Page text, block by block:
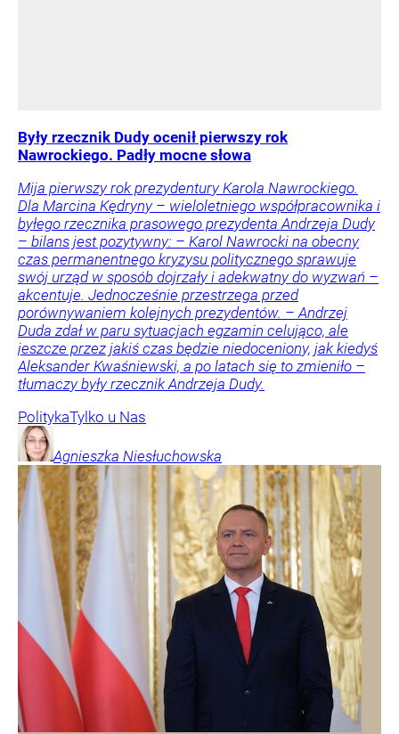
Były rzecznik Dudy ocenił pierwszy rok
Nawrockiego. Padły mocne słowa
Mija pierwszy rok prezydentury Karola Nawrockiego.
Dla Marcina Kędryny – wieloletniego współpracownika i
byłego rzecznika prasowego prezydenta Andrzeja Dudy
– bilans jest pozytywny: – Karol Nawrocki na obecny
czas permanentnego kryzysu politycznego sprawuje
swój urząd w sposób dojrzały i adekwatny do wyzwań –
akcentuje. Jednocześnie przestrzega przed
porównywaniem kolejnych prezydentów. – Andrzej
Duda zdał w paru sytuacjach egzamin celująco, ale
jeszcze przez jakiś czas będzie niedoceniony, jak kiedyś
Aleksander Kwaśniewski, a po latach się to zmieniło –
tłumaczy były rzecznik Andrzeja Dudy.
PolitykaTylko u Nas
Agnieszka Niesłuchowska